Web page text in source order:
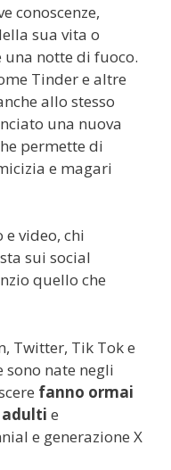
conoscenze,
sua vita o
notte di fuoco.
Tinder e altre
allo stesso
una nuova
permette di
e magari
e video, chi
sui social
quello che
Twitter, Tik Tok e
nate negli
fanno ormai
e
e generazione X